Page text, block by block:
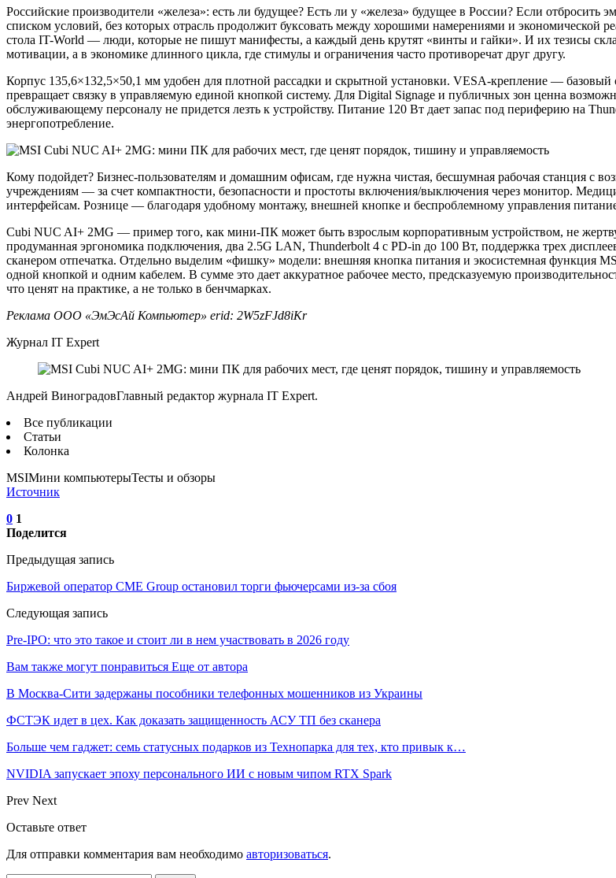
Российские производители «железа»: есть ли будущее? Есть ли у «железа» будущее в России? Если
списком условий, без которых отрасль продолжит буксовать между хорошими намерениями и экономической
стола IT-World — люди, которые не пишут манифесты, а каждый день крутят «винты и гайки». И их тезисы
мотивации, а в экономике длинного цикла, где стимулы и ограничения часто противоречат друг другу.
Корпус 135,6×132,5×50,1 мм удобен для плотной рассадки и скрытной установки. VESA‑крепление —
превращает связку в управляемую единой кнопкой систему. Для Digital Signage и публичных зон ценна
обслуживающему персоналу не придется лезть к устройству. Питание 120 Вт дает запас под периферию на
энергопотребление.
Кому подойдет? Бизнес‑пользователям и домашним офисам, где нужна чистая, бесшумная рабочая станция с
учреждениям — за счет компактности, безопасности и простоты включения/выключения через монитор.
интерфейсам. Рознице — благодаря удобному монтажу, внешней кнопке и беспроблемному управления
Cubi NUC AI+ 2MG — пример того, как мини‑ПК может быть взрослым корпоративным устройством, не
продуманная эргономика подключения, два 2.5G LAN, Thunderbolt 4 с PD‑in до 100 Вт, поддержка трех
сканером отпечатка. Отдельно выделим «фишку» модели: внешняя кнопка питания и экосистемная функция
одной кнопкой и одним кабелем. В сумме это дает аккуратное рабочее место, предсказуемую
что ценят на практике, а не только в бенчмарках.
Реклама ООО «ЭмЭсАй Компьютер» erid: 2W5zFJd8iKr
Журнал IT Expert
Андрей ВиноградовГлавный редактор журнала IT Expert.
Все публикации
Статьи
Колонка
MSIМини компьютерыТесты и обзоры
Источник
0 1
Поделится
Предыдущая запись
Биржевой оператор CME Group остановил торги фьючерсами из-за сбоя
Следующая запись
Pre-IPO: что это такое и стоит ли в нем участвовать в 2026 году
Вам также могут понравиться Еще от автора
В Москва-Сити задержаны пособники телефонных мошенников из Украины
ФСТЭК идет в цех. Как доказать защищенность АСУ ТП без сканера
Больше чем гаджет: семь статусных подарков из Технопарка для тех, кто привык к…
NVIDIA запускает эпоху персонального ИИ с новым чипом RTX Spark
Prev Next
Оставьте ответ
Для отправки комментария вам необходимо авторизоваться.